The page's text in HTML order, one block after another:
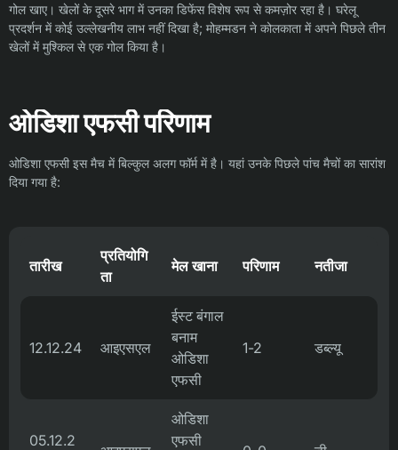
गोल खाए। खेलों के दूसरे भाग में उनका डिफेंस विशेष रूप से कमज़ोर रहा है। घरेलू
प्रदर्शन में कोई उल्लेखनीय लाभ नहीं दिखा है; मोहम्मडन ने कोलकाता में अपने पिछले तीन
खेलों में मुश्किल से एक गोल किया है।
ओडिशा एफसी परिणाम
ओडिशा एफसी इस मैच में बिल्कुल अलग फॉर्म में है। यहां उनके पिछले पांच मैचों का सारांश
दिया गया है:
तारीख
प्रतियोगि
ता
मेल खाना परिणाम नतीजा
12.12.24 आइएसएल
ईस्ट बंगाल
बनाम
ओडिशा
एफसी
1-2 डब्ल्यू
05.12.2
ओडिशा
एफसी